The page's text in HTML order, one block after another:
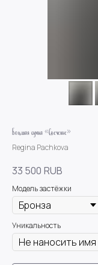
Большая сумка «Свечение»
Regina Pachkova
33 500 RUB
Модель застёжки
Уникальность